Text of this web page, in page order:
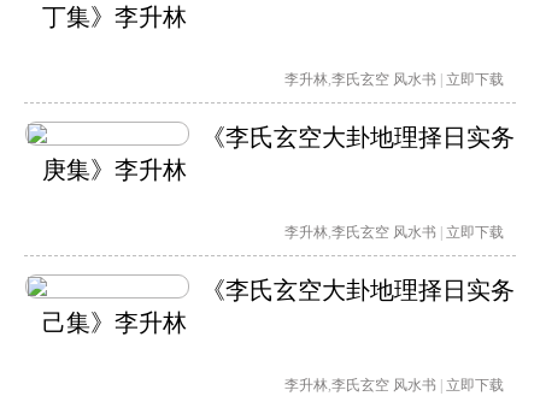
丁集》李升林
李升林,李氏玄空 风水书 立即下载
《李氏玄空大卦地理择日实务
庚集》李升林
李升林,李氏玄空 风水书 立即下载
《李氏玄空大卦地理择日实务
己集》李升林
李升林,李氏玄空 风水书 立即下载